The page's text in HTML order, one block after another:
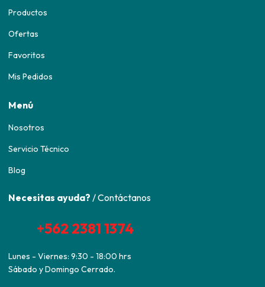
Productos
Ofertas
Favoritos
Mis Pedidos
Menú
Nosotros
Servicio Técnico
Blog
Necesitas ayuda? / Contáctanos
+562 2381 1374
Lunes - Viernes: 9:30 - 18:00 hrs
Sábado y Domingo Cerrado.